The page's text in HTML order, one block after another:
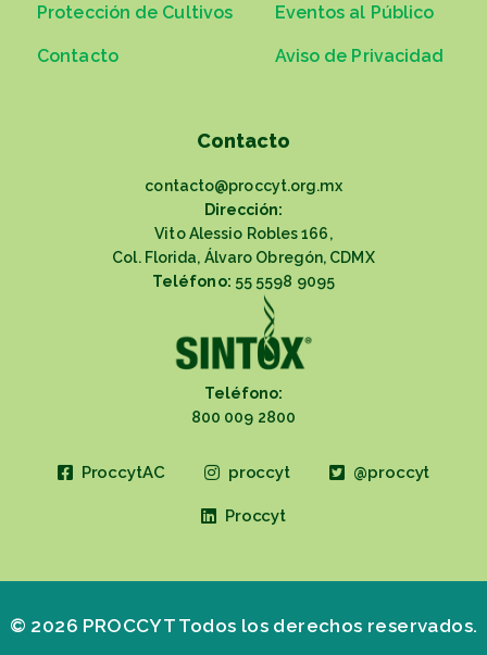
Protección de Cultivos
Contacto
Eventos al Público
Aviso de Privacidad
Contacto
contacto@proccyt.org.mx
Dirección:
Vito Alessio Robles 166,
Col. Florida, Álvaro Obregón, CDMX
Teléfono: 55 5598 9095
Teléfono:
800 009 2800
ProccytAC proccyt @proccyt
Proccyt
© 2026 PROCCYT Todos los derechos reservados.